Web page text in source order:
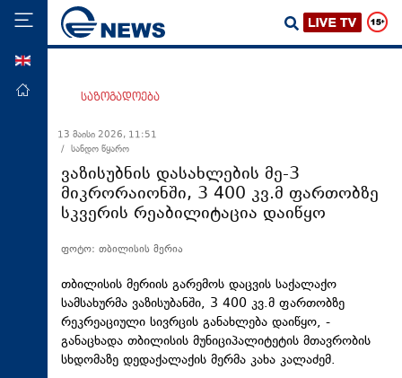
მთავარი
ეკონომიკა
მსოფლიო
ჯანდაცვა
თავდაცვა
რეგიონი
კულტურა
საზოგადოება
13 მაისი 2026, 11:51
/ სანდო წყარო
ვაზისუბნის დასახლების მე-3
მიკრორაიონში, 3 400 კვ.მ ფართობზე
სკვერის რეაბილიტაცია დაიწყო
ფოტო: თბილისის მერია
თბილისის მერიის გარემოს დაცვის საქალაქო
სამსახურმა ვაზისუბანში, 3 400 კვ.მ ფართობზე
რეკრეაციული სივრცის განახლება დაიწყო, -
განაცხადა თბილისის მუნიციპალიტეტის მთავრობის
სხდომაზე დედაქალაქის მერმა კახა კალაძემ.